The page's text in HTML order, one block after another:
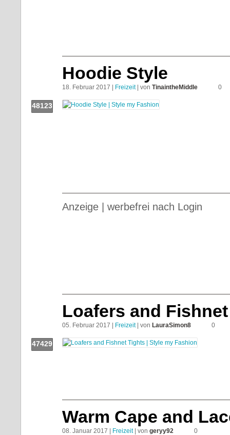
Hoodie Style
18. Februar 2017 | Freizeit| von TinaintheMiddle 0
48123
Anzeige | werbefrei nach Login
Loafers and
05. Februar 2017 | Freizeit| von LauraSimon8 0
47429
Warm Cape and
08. Januar 2017 | Freizeit| von geryy92 0